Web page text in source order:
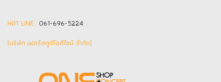
HOT LINE : 061-696-5224
(บริษัท เฟอร์สตูดิโอดีไซน์ จำกัด]